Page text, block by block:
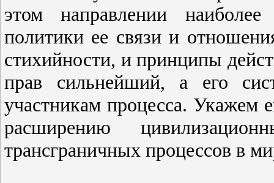
этом направлении
политики ее связи и
стихийности, и принципы
прав сильнейший, а его
участникам процесса. Укажем
расширению
трансграничных процессов в